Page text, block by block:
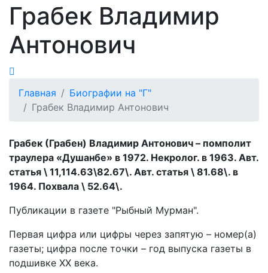
Грабек Владимир
Антонович
Главная
Биографии на "Г"
Грабек Владимир Антонович
Грабек (Грабен) Владимир Антонович – помполит
траулера «Душанбе» в 1972. Некролог. в 1963. Авт.
статья \ 11,114.63\82.67\. Авт. статья \ 81.68\. в
1964. Похвала \ 52.64\.
Публикации в газете "Рыбный Мурман".
Первая цифра или цифры через запятую – номер(а)
газеты; цифра после точки – год выпуска газеты в
подшивке ХХ века.